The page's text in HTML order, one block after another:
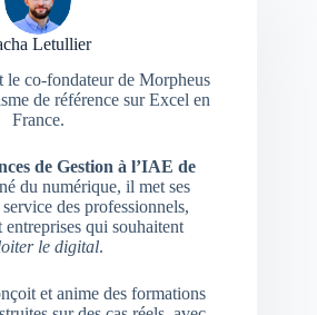
Letullier
le co-fondateur de Morpheus
de référence sur Excel en
France.
de Gestion à l’IAE de
du numérique, il met ses
des professionnels,
entreprises qui souhaitent
le digital.
et anime des formations